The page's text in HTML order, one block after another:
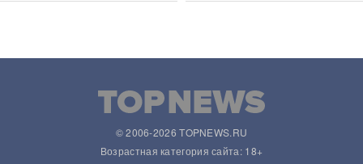
© 2006-2026 TOPNEWS.RU
Возрастная категория сайта: 18+